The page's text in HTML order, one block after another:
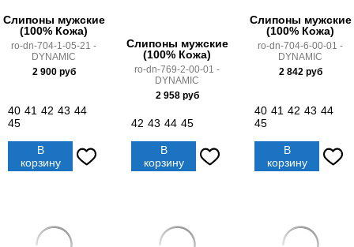
Слипоны мужские
(100% Кожа)
ro-dn-704-1-05-21 -
DYNAMIC
2 900руб
40 41 42 43 44
45
В
корзину
Слипоны мужские
(100% Кожа)
ro-dn-769-2-00-01 -
DYNAMIC
2 958руб
42 43 44 45
В
корзину
Слипоны мужские
(100% Кожа)
ro-dn-704-6-00-01 -
DYNAMIC
2 842руб
40 41 42 43 44
45
В
корзину